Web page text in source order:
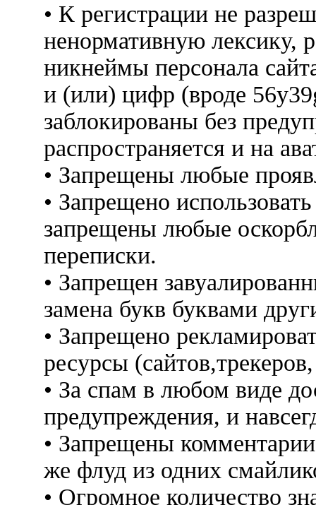
• К регистрации не
ненормативную лексику,
никнеймы персонала
и (или) цифр (вроде
заблокированы без
распространяется и на
• Запрещены любые
• Запрещено
запрещены любые
переписки.
• Запрещен
замена букв буквами
• Запрещено
ресурсы
• За спам в любом виде
предупреждения, и
• Запрещены
же флуд из одних
• Огромное количество